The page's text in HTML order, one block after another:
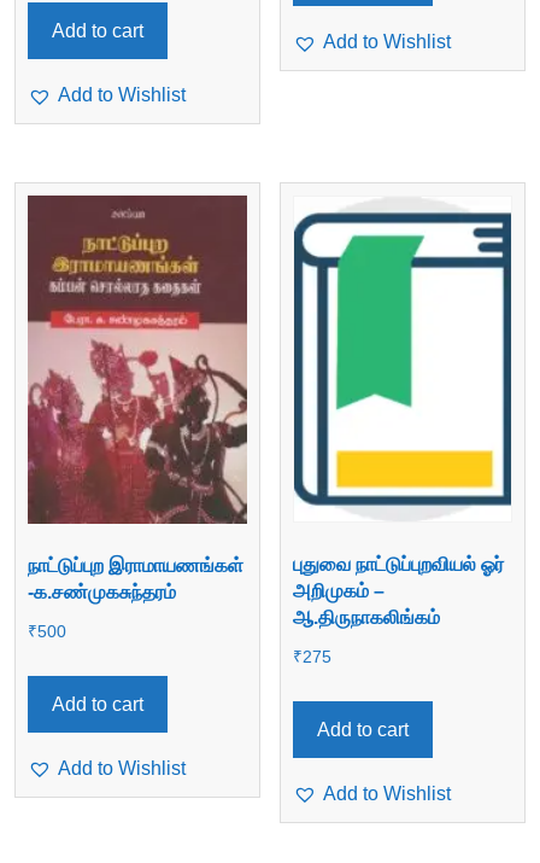
Add to cart
Add to Wishlist
Add to Wishlist
நாட்டுப்புற இராமாயணங்கள்
-க.சண்முகசுந்தரம்
₹500
Add to cart
Add to Wishlist
புதுவை நாட்டுப்புறவியல் ஓர்
அறிமுகம் –
ஆ.திருநாகலிங்கம்
₹275
Add to cart
Add to Wishlist